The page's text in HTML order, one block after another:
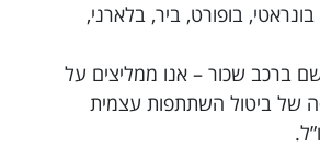
בונראטי, בופורט, ביר, בלארני,
ברכב שכור – אנו ממליצים על
של ביטול השתתפות עצמית